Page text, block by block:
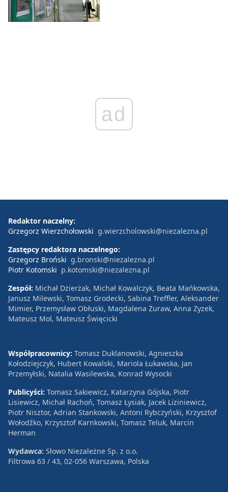
ad
Redaktor naczelny:
Grzegorz Wierzchołowski g.wierzcholowski@niezalezna.pl
Zastępcy redaktora naczelnego:
Grzegorz Broński g.bronski@niezalezna.pl
Piotr Kotomski p.kotomski@niezalezna.pl
Zespół: Michał Dzierżak, Michał Kowalczyk, Beata Mańkowska,
Janusz Milewski, Tomasz Grodecki, Sabina Treffler, Aleksander
Mimier, Przemysław Obłuski, Magdalena Żuraw, Anna Zyzek,
Mateusz Mol, Mateusz Święcicki
Współpracownicy: Tomasz Duklanowski, Agnieszka
Kołodziejczyk, Hubert Kowalski, Mariola Łukawska, Jan
Przemyłski, Natalia Wasilewska, Konrad Wysocki
Publicyści: Tomasz Sakiewicz, Katarzyna Gójska, Piotr
Lisiewicz, Michał Rachoń, Tomasz Łysiak, Jacek Liziniewicz,
Piotr Nisztor, Adrian Stankowski, Antoni Rybczyński, Krzysztof
Wołodźko, Krzysztof Karnkowski, Tomasz Teluk, Marcin
Herman
Wydawca: Słowo Niezależne Sp. z o.o.
Filtrowa 63 / 43, 02-056 Warszawa, Polska